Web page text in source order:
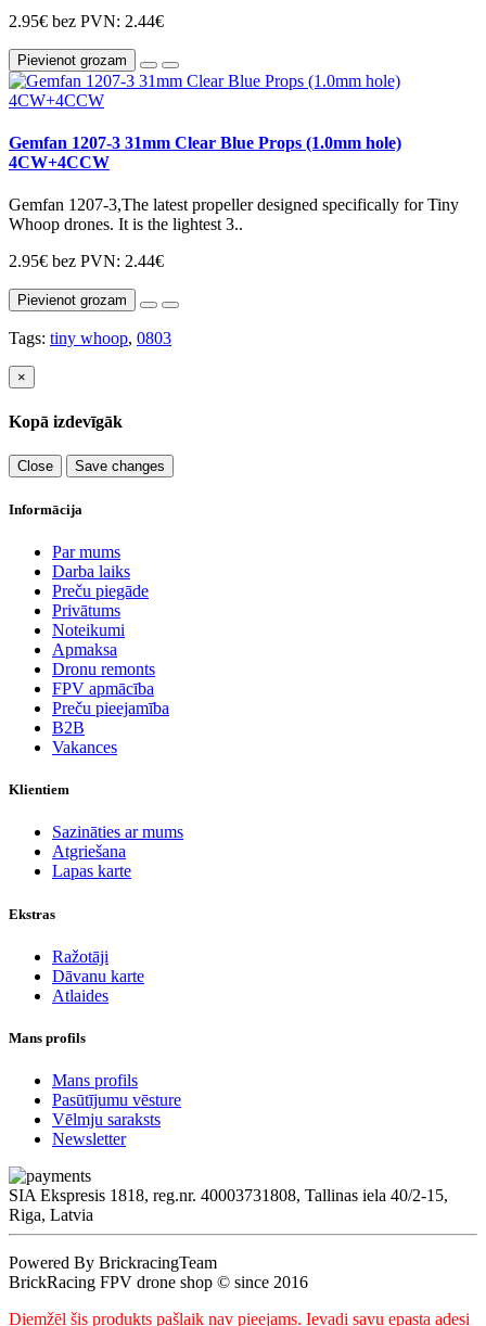
2.95€ bez PVN: 2.44€
Pievienot grozam
Gemfan 1207-3 31mm Clear Blue Props (1.0mm hole)
4CW+4CCW
Gemfan 1207-3,The latest propeller designed specifically for Tiny
Whoop drones. It is the lightest 3..
2.95€ bez PVN: 2.44€
Pievienot grozam
Tags: tiny whoop, 0803
×
Kopā izdevīgāk
Close Save changes
Informācija
Par mums
Darba laiks
Preču piegāde
Privātums
Noteikumi
Apmaksa
Dronu remonts
FPV apmācība
Preču pieejamība
B2B
Vakances
Klientiem
Sazināties ar mums
Atgriešana
Lapas karte
Ekstras
Ražotāji
Dāvanu karte
Atlaides
Mans profils
Mans profils
Pasūtījumu vēsture
Vēlmju saraksts
Newsletter
SIA Ekspresis 1818, reg.nr. 40003731808, Tallinas iela 40/2-15,
Riga, Latvia
Powered By BrickracingTeam
BrickRacing FPV drone shop © since 2016
Diemžēl šis produkts pašlaik nav pieejams. Ievadi savu epasta adesi